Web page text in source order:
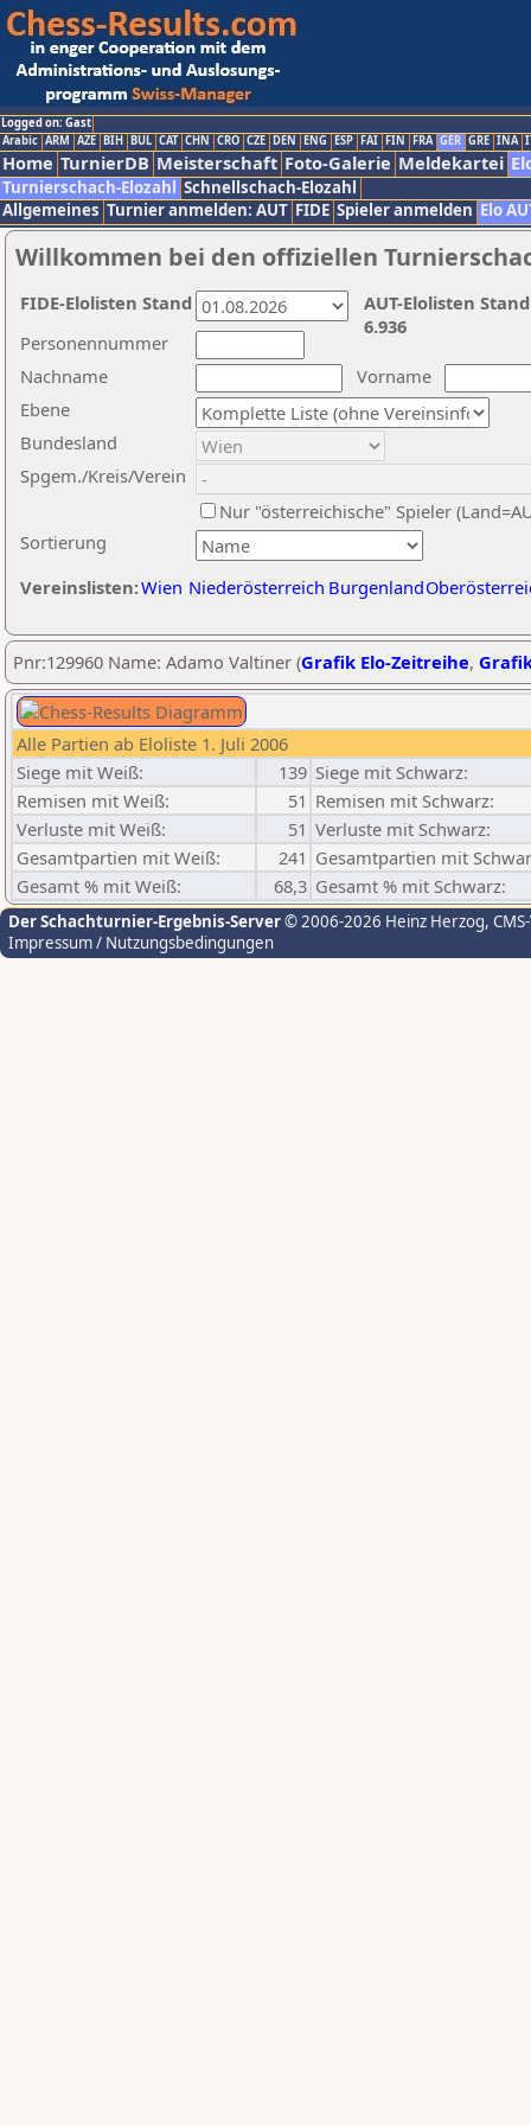
Logged on: Gast
Arabic ARM AZE BIH BUL CAT CHN CRO CZE DEN ENG ESP FAI FIN FRA GER GRE INA
Home TurnierDB Meisterschaft Foto-Galerie Meldekartei
Turnierschach-Elozahl Schnellschach-Elozahl
Allgemeines Turnier anmelden: AUT FIDE Spieler anmelden Elo
Willkommen bei den offiziellen
Nachname
Vorname
Ebene
Sortierung
Personennummer
Bundesland
Spgem./Kreis/Verein
Nur "österreichische" Spieler
Vereinslisten:Wien Niederösterreich Burgenland
AUT-Elolisten
6.936
FIDE-Elolisten Stand
Pnr:129960 Name: Adamo Valtiner (Grafik Elo-Zeitreihe,
Alle Partien ab Eloliste 1. Juli 2006
Siege mit Weiß:
139 Siege mit Schwarz:
Remisen mit Weiß:
51 Remisen mit Schwarz:
Verluste mit Weiß:
51 Verluste mit Schwarz:
Gesamtpartien mit Weiß:
241 Gesamtpartien mit
Gesamt % mit Weiß:
68,3 Gesamt % mit Schwarz:
Der Schachturnier-Ergebnis-Server© 2006-2026 Heinz Herzog,
Impressum / Nutzungsbedingungen